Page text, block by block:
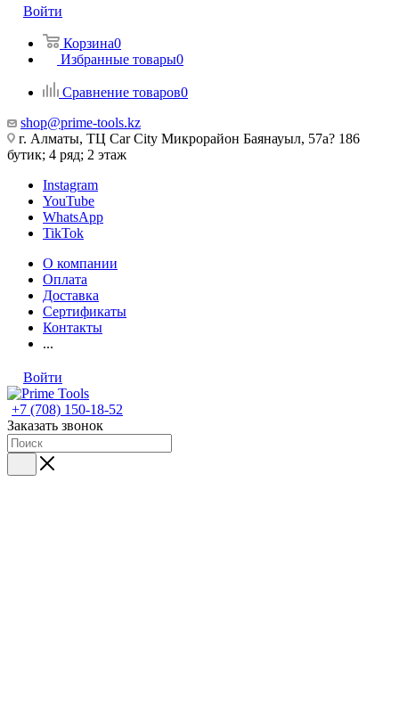
Войти
Корзина0
Избранные товары0
Сравнение товаров0
shop@prime-tools.kz
г. Алматы, ТЦ Car City​ ​Микрорайон Баянауыл, 57а? ​186
бутик; 4 ряд; 2 этаж
Instagram
YouTube
WhatsApp
TikTok
О компании
Оплата
Доставка
Сертификаты
Контакты
...
Войти
+7 (708) 150-18-52
Заказать звонок